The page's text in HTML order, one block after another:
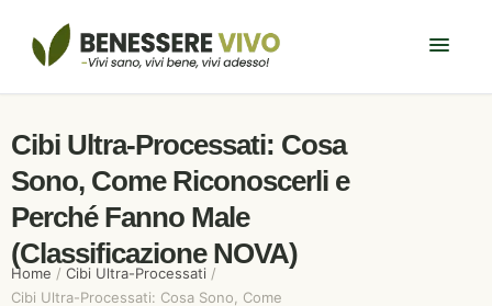
Cibi Ultra-Processati: Cosa
Sono, Come Riconoscerli e
Perché Fanno Male
(Classificazione NOVA)
Home / Cibi Ultra-Processati /
Cibi Ultra-Processati: Cosa Sono, Come